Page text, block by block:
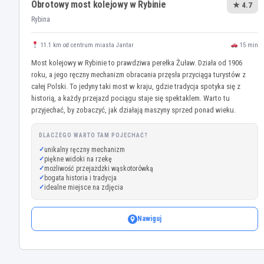
Obrotowy most kolejowy w Rybinie
Rybina
★ 4.7
11.1 km od centrum miasta Jantar 15 min
Most kolejowy w Rybinie to prawdziwa perełka Żuław. Działa od 1906
roku, a jego ręczny mechanizm obracania przęsła przyciąga turystów z
całej Polski. To jedyny taki most w kraju, gdzie tradycja spotyka się z
historią, a każdy przejazd pociągu staje się spektaklem. Warto tu
przyjechać, by zobaczyć, jak działają maszyny sprzed ponad wieku.
DLACZEGO WARTO TAM POJECHAĆ?
unikalny ręczny mechanizm
piękne widoki na rzekę
możliwość przejażdżki wąskotorówką
bogata historia i tradycja
idealne miejsce na zdjęcia
Nawiguj